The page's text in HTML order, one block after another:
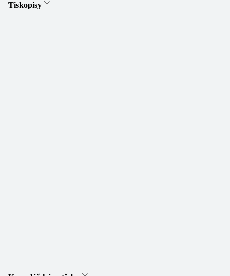
Tiskopisy